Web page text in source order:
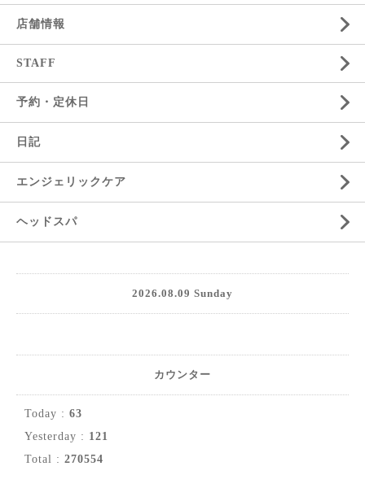
店舗情報
STAFF
予約・定休日
日記
エンジェリックケア
ヘッドスパ
2026.08.09 Sunday
カウンター
Today : 63
Yesterday : 121
Total : 270554